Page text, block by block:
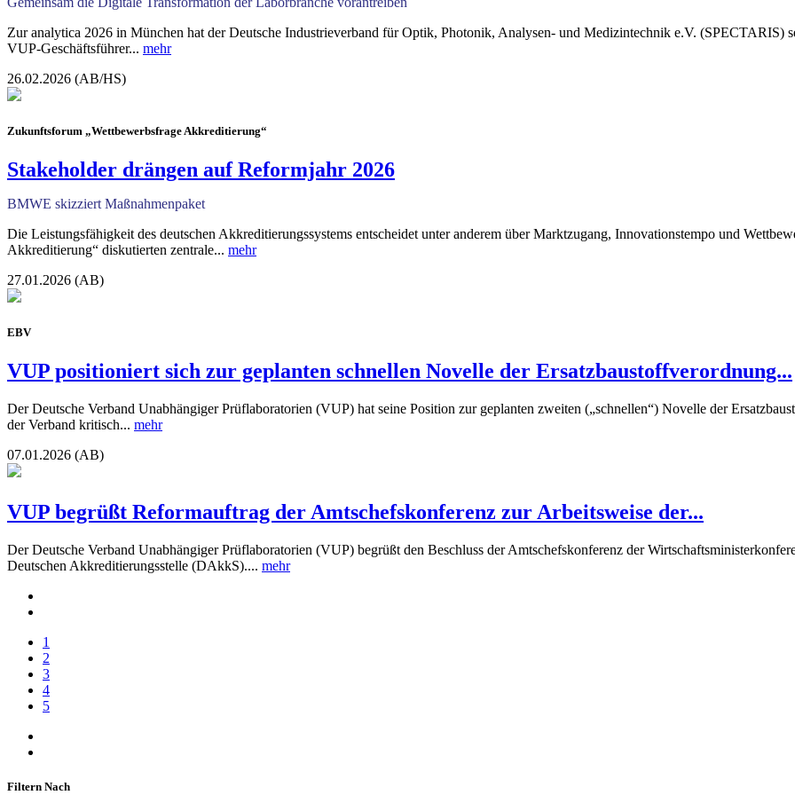
Zur analytica 2026 in München hat der Deutsche Industrieverband für Optik, Photonik, Analysen- und Medizintechnik e.V.
VUP-Geschäftsführer... mehr
26.02.2026 (AB/HS)
Zukunftsforum „Wettbewerbsfrage Akkreditierung“
Stakeholder drängen auf Reformjahr 2026
BMWE skizziert Maßnahmenpaket
Die Leistungsfähigkeit des deutschen Akkreditierungssystems entscheidet unter anderem über Marktzugang, Innovationstempo und
Akkreditierung“ diskutierten zentrale... mehr
27.01.2026 (AB)
EBV
VUP positioniert sich zur geplanten schnellen Novelle der Ersatzbaustoffverordnung...
Der Deutsche Verband Unabhängiger Prüflaboratorien (VUP) hat seine Position zur geplanten zweiten („schnellen“) Novelle der
der Verband kritisch... mehr
07.01.2026 (AB)
VUP begrüßt Reformauftrag der Amtschefskonferenz zur Arbeitsweise der...
Der Deutsche Verband Unabhängiger Prüflaboratorien (VUP) begrüßt den Beschluss der Amtschefskonferenz der
Deutschen Akkreditierungsstelle (DAkkS).... mehr
1
2
3
4
5
Filtern Nach